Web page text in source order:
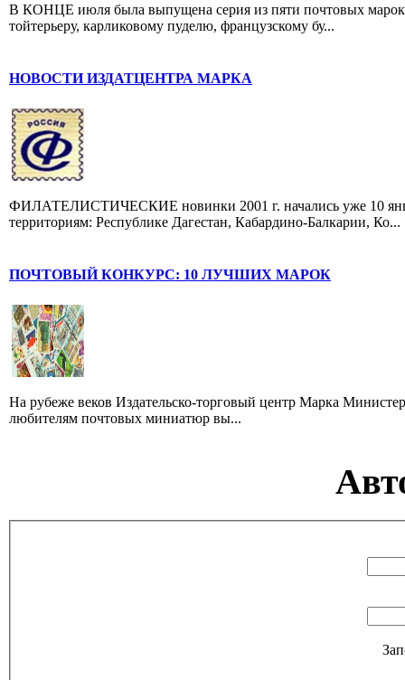
В КОНЦЕ июля была выпущена серия из пяти почтовых
тойтерьеру, карликовому пуделю, французскому бу...
НОВОСТИ ИЗДАТЦЕНТРА МАРКА
ФИЛАТЕЛИСТИЧЕСКИЕ новинки 2001 г. начались уже 10
территориям: Республике Дагестан, Кабардино-Балкарии, Ко...
ПОЧТОВЫЙ КОНКУРС: 10 ЛУЧШИХ МАРОК
На рубеже веков Издательско-торговый центр Марка
любителям почтовых миниатюр вы...